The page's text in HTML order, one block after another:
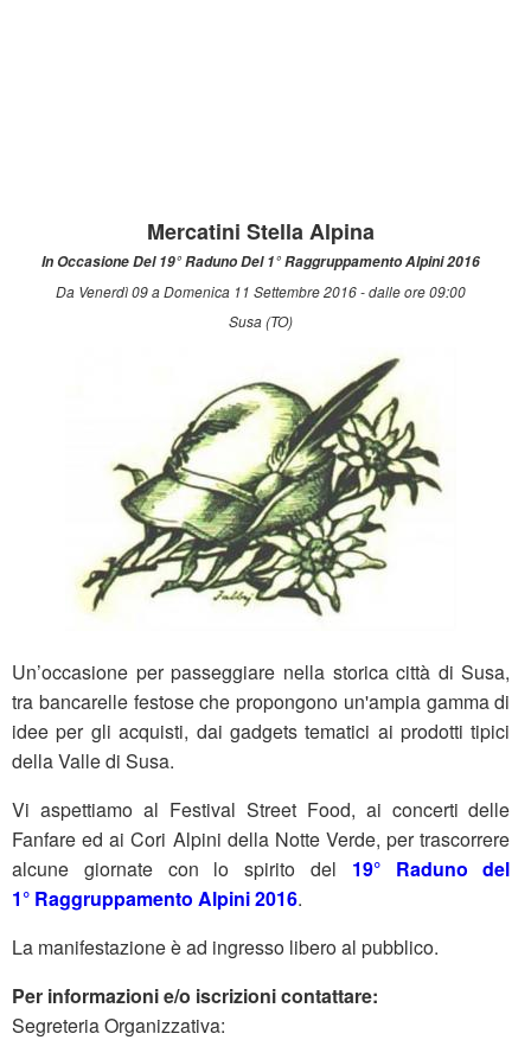
Mercatini Stella Alpina
In Occasione Del 19° Raduno Del 1° Raggruppamento Alpini 2016
Da Venerdì 09 a Domenica 11 Settembre 2016 - dalle ore 09:00
Susa (TO)
Un’occasione per passeggiare nella storica città di Susa,
tra bancarelle festose che propongono un'ampia gamma di
idee per gli acquisti, dai gadgets tematici ai prodotti tipici
della Valle di Susa.
Vi aspettiamo al Festival Street Food, ai concerti delle
Fanfare ed ai Cori Alpini della Notte Verde, per trascorrere
alcune giornate con lo spirito del 19° Raduno del
1° Raggruppamento Alpini 2016.
La manifestazione è ad ingresso libero al pubblico.
Per informazioni e/o iscrizioni contattare:
Segreteria Organizzativa: